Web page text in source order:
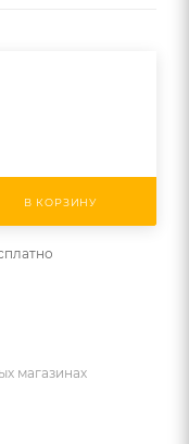
В КОРЗИНУ
магазинах